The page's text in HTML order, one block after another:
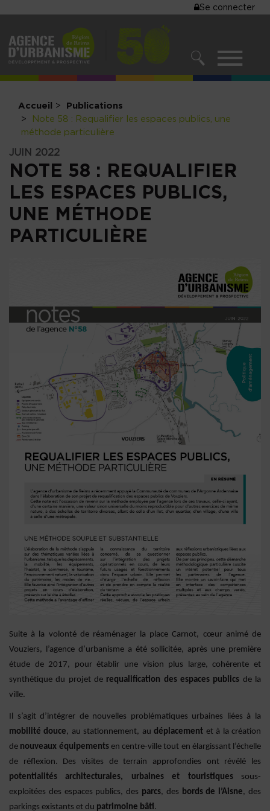
contenu
principal
MENU
DE
Se connecter
MENU
Accueil Publications
Note 58 : Requalifier les espaces publics, une
méthode particulière
JUIN 2022
NOTE 58 : REQUALIFIER
LES ESPACES PUBLICS,
UNE MÉTHODE
PARTICULIÈRE
Suite à la volonté de réaménager la place Carnot, cœur animé de
Vouziers, l’agence d’urbanisme a été sollicitée, après une première
étude de 2017, pour établir une vision plus large, cohérente et
synthétique du projet de requalification des espaces publics de la
ville.
Il s’agit d’intégrer de nouvelles problématiques urbaines liées à la
mobilité douce, au stationnement, audéplacement et à la création
de nouveaux équipementsen centre-ville tout en élargissant l’échelle
de réflexion. Des visites de terrain approfondies ont révélé les
potentialités architecturales, urbaines et touristiquessous-
exploitées des espaces publics, des parcs, des bords de l’Aisne, des
parkings existants et du patrimoine bâti.